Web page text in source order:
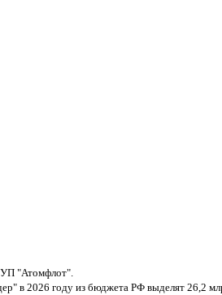
"Атомфлот".
в 2026 году из бюджета РФ выделят 26,2